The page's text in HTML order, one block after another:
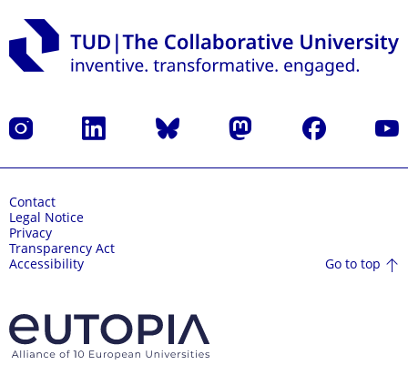
Instagram LinkedIn Bluesky Mastodon Facebook
Contact
Legal Notice
Privacy
Transparency Act
Accessibility
Go to top